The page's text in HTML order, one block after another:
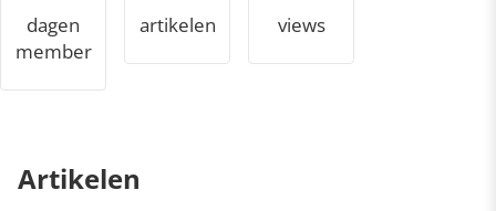
dagen
member
artikelen views
Artikelen